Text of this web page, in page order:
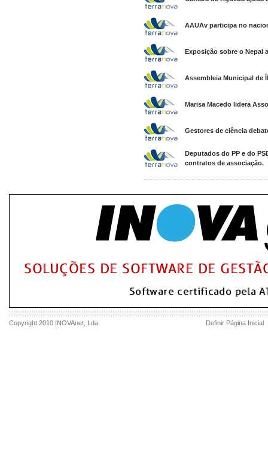
AAUAv participa no
Exposição sobre o Nepal
Assembleia Municipal de
Marisa Macedo lidera
Gestores de ciência
Deputados do PP e do
contratos de associação.
Copyright 2010 INOVAnet , Lda. Definir Página Inicial